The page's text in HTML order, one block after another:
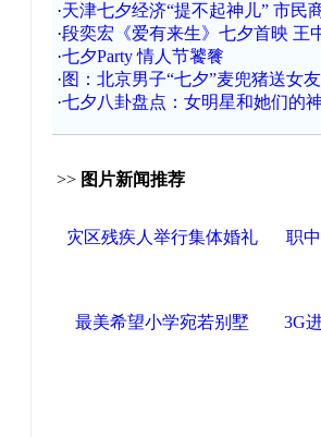
·天津七夕经济“提不起神儿” 市民
·段奕宏《爱有来生》七夕首映 王
·七夕Party 情人节饕餮
·图：北京男子“七夕”麦兜猪送女友
·七夕八卦盘点：女明星和她们的
>> 图片新闻推荐
灾区残疾人举行集体婚礼 职
最美希望小学宛若别墅 3G